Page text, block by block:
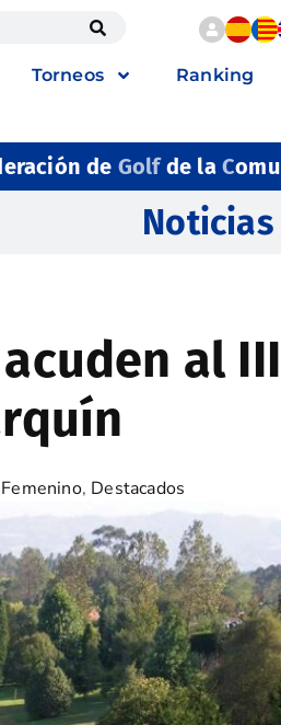
Torneos Ranking
de Golfde la C
Noticias
al III
, Destacados